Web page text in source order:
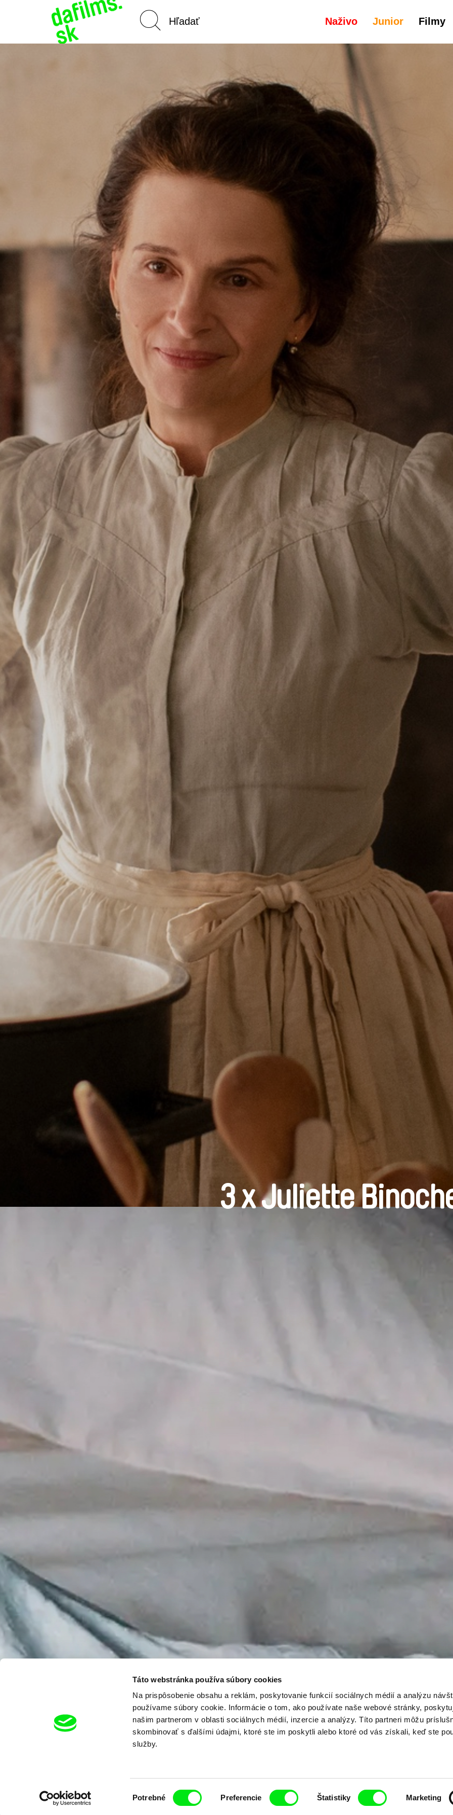
Táto webstránka používa súbory cookies
Na prispôsobenie obsahu a reklám, poskytovanie funkcií sociálnych médií a analýzu
používame súbory cookie. Informácie o tom, ako používate naše webové stránky,
našim partnerom v oblasti sociálnych médií, inzercie a analýzy. Títo partneri môžu
skombinovať s ďalšími údajmi, ktoré ste im poskytli alebo ktoré od vás získali, keď ste
služby.
Potrebné Preferencie Štatistiky Marketing
Naživo Junior Filmy
3 x Juliette